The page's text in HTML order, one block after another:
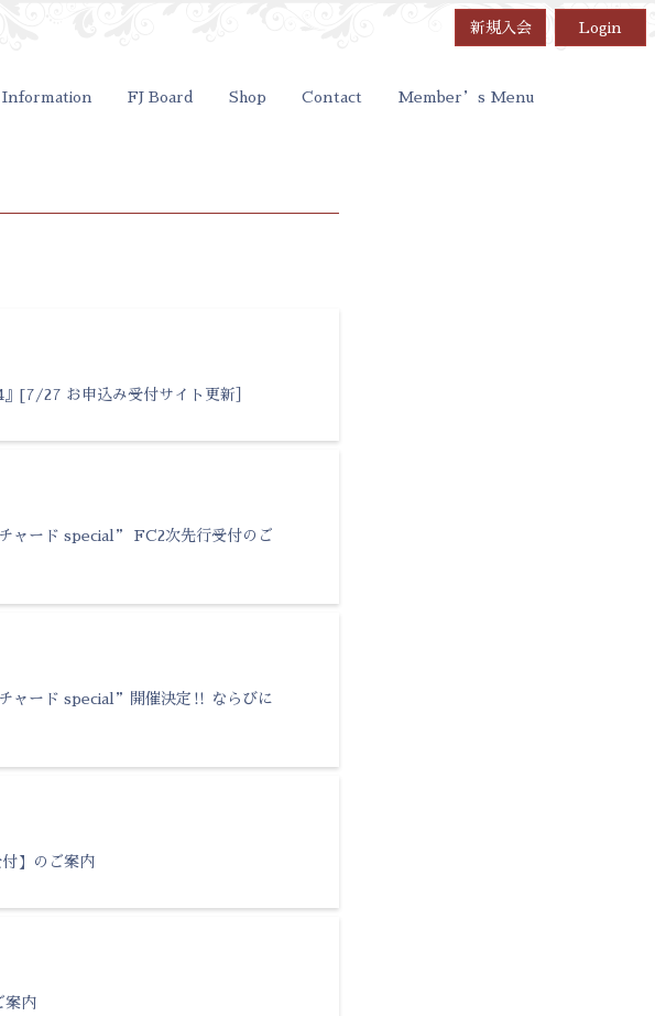
新規入会 Login
Information FJ Board Shop Contact Member’s Menu
27 お申込み受付サイト更新］
ード special” FC2次先行受付のご
ャード special”開催決定‼ ならびに
】のご案内
案内